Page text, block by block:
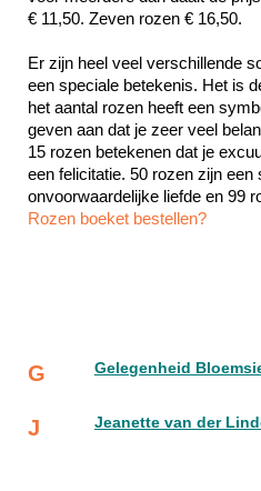
€ 11,50. Zeven rozen € 16,50.
Er zijn heel veel verschillende
een speciale betekenis. Het is
het aantal rozen heeft een
geven aan dat je zeer veel
15 rozen betekenen dat je
een felicitatie. 50 rozen zijn een
Rozen boeket bestellen?
G Gelegenheid
J Jeanette van der